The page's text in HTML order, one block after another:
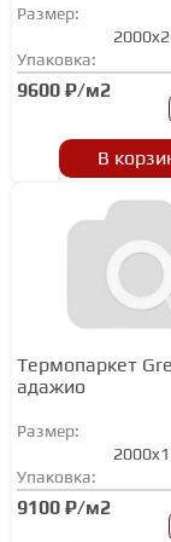
Размер:
Упаковка:
9600 ₽/м2
В
Термопаркет
адажио
Размер:
Упаковка:
9100 ₽/м2